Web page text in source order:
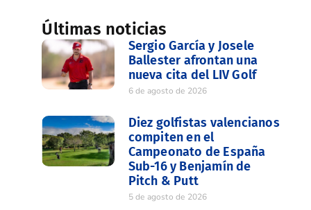
Últimas noticias
Sergio García y Josele
Ballester afrontan una
nueva cita del LIV Golf
6 de agosto de 2026
Diez golfistas valencianos
compiten en el
Campeonato de España
Sub-16 y Benjamín de
Pitch & Putt
5 de agosto de 2026